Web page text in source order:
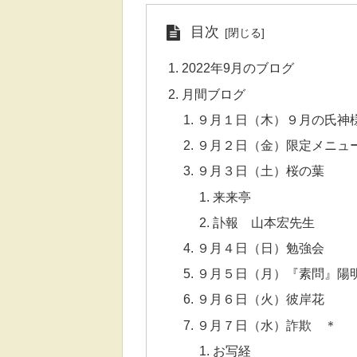
目次
2022年9月のブログ
月間ブログ
９月１日（木）９月の氏神
９月２日（金）限定メニュ
９月３日（土）桜の葉
来来亭
訃報 山本宏先生
９月４日（日）勉強会
９月５日（月）『素問』陽
９月６日（火）彼岸花
９月７日（水）詐欺 ＊
お写経